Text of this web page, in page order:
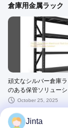
倉庫用金属ラック
頑丈なシルバー倉庫
のある保管ソリュー
200kgの積載
October 25, 2025
その他の動画
Jinta